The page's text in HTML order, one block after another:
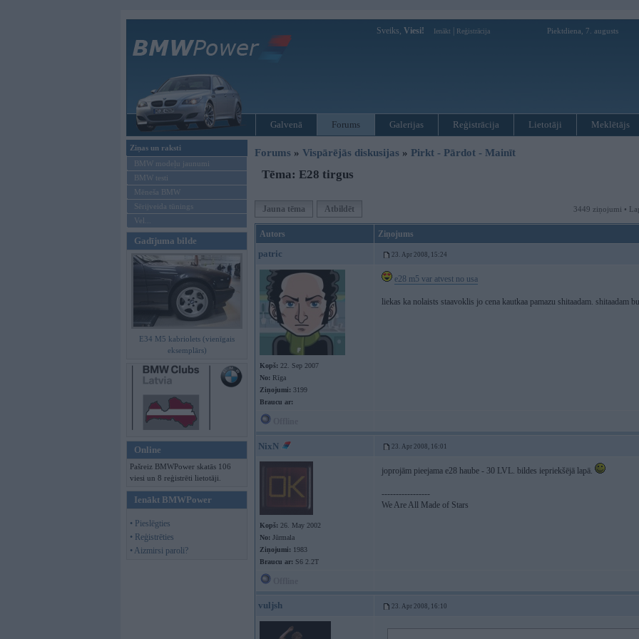
Sveiks, Viesi! Ienākt Reģistrācija Piektdiena, 7. augusts
Galvenā Forums Galerijas Reģistrācija Lietotāji Meklētājs
Ziņas un raksti
BMW modeļu jaunumi
BMW testi
Mēneša BMW
Sērijveida tūnings
Vel...
Gadījuma bilde
E34 M5 kabriolets (vienīgais
eksemplārs)
Online
Pašreiz BMWPower skatās 106
viesi un 8 reģistrēti lietotāji.
Ienākt BMWPower
• Pieslēgties
• Reģistrēties
• Aizmirsi paroli?
Forums » Vispārējās diskusijas » Pirkt - Pārdot - Mainīt
Tēma: E28 tirgus
Jauna tēma Atbildēt 3449 ziņojumi •
Autors Ziņojums
patric 23. Apr 2008, 15:24
Kopš: 22. Sep 2007
No: Rīga
Ziņojumi: 3199
Braucu ar:
e28 m5 var atvest no usa
liekas ka nolaists staavoklis jo cena kautkaa pamazu shitaadam. shitaadam
NixN 23. Apr 2008, 16:01
Kopš: 26. May 2002
No: Jūrmala
Ziņojumi: 1983
Braucu ar: S6 2.2T
joprojām pieejama e28 haube - 30 LVL. bildes iepriekšējā lapā.
-----------------
We Are All Made of Stars
vuljsh 23. Apr 2008, 16:10